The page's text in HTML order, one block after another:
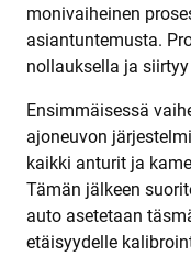
monivaiheinen
asiantuntemusta.
nollauksella ja
Ensimmäisessä
ajoneuvon
kaikki anturit ja
Tämän jälkeen
auto asetetaan
etäisyydelle